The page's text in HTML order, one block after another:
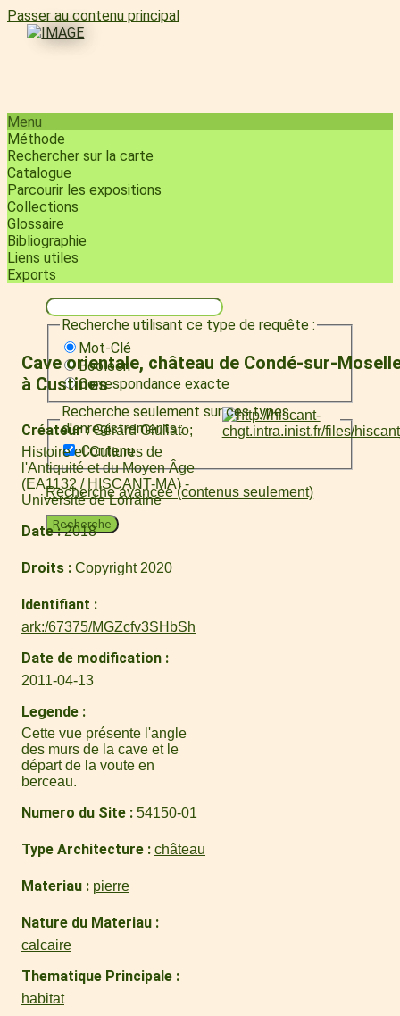
Passer au contenu principal
Menu
Méthode
Rechercher sur la carte
Catalogue
Parcourir les expositions
Collections
Glossaire
Bibliographie
Liens utiles
Exports
Recherche utilisant ce type de requête :
Mot-Clé
Booléen
Correspondance exacte
Recherche seulement sur ces types
d'enregistrements :
Contenu
Recherche avancée (contenus seulement)
Recherche
Cave orientale, château de Condé-sur-
à Custines
Créateur
Gérard Giuliato
Histoire et Cultures de
l'Antiquité et du Moyen Âge
(EA1132 / HISCANT-MA) -
Université de Lorraine
Date 2018
Droits Copyright 2020
Identifiant
ark:/67375/MGZcfv3SHbSh
Date de modification
2011-04-13
Legende
Cette vue présente l'angle
des murs de la cave et le
départ de la voute en
berceau.
Numero du Site 54150-01
Type Architecture château
Materiau pierre
Nature du Materiau
calcaire
Thematique Principale
habitat